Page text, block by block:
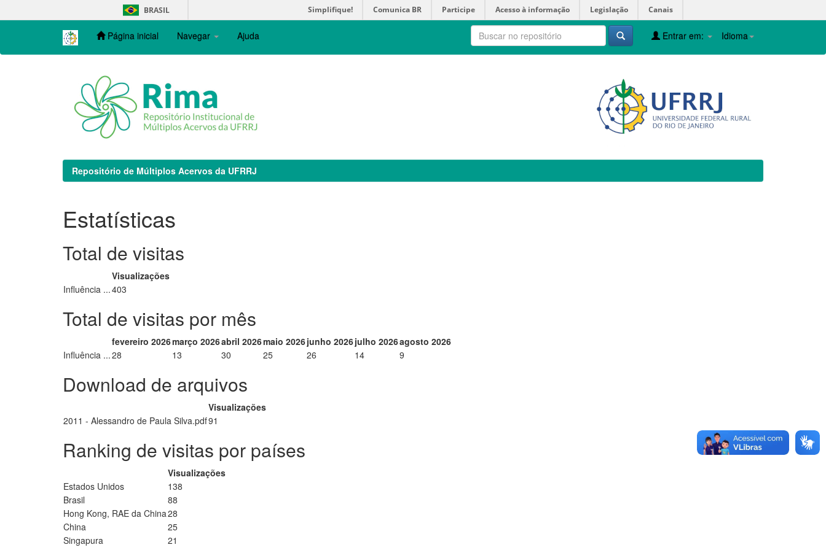
navigation
BRASIL Simplifique! Comunica BR Participe Acesso à informação Legislação Canais
Página inicial Navegar Ajuda Idioma
Entrar em:
Repositório de Múltiplos Acervos da UFRRJ
Estatísticas
Total de visitas
Visualizações
Influência ...403
Total de visitas por mês
fevereiro 2026março 2026abril 2026maio 2026junho 2026julho 2026agosto 2026
Influência ...28 13 30 25 26 14 9
Download de arquivos
Visualizações
2011 - Alessandro de Paula Silva.pdf91
Ranking de visitas por países
Visualizações
Estados Unidos
138
Brasil
88
Hong Kong, RAE da China28
China
25
Singapura
21